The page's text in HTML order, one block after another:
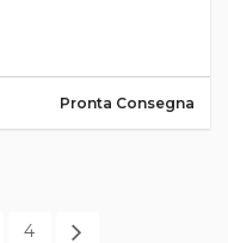
Pronta Consegna
4